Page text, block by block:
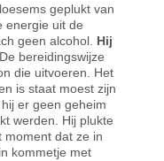
geplukt van
energie uit de
geen alcohol. Hij
. De bereidingswijze
die uitvoeren. Het
is staat moest zijn
er geen geheim
werden. Hij plukte
moment dat ze in
kommetje met